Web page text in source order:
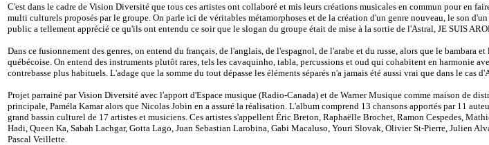
C'est dans le cadre de Vision Diversité que tous ces artistes ont collaboré et mis leurs créations musicales en commun pour en
multi culturels proposés par le groupe. On parle ici de véritables métamorphoses et de la création d'un genre nouveau, le son
public a tellement apprécié ce qu'ils ont entendu ce soir que le slogan du groupe était de mise à la sortie de l'Astral, JE SUIS
Dans ce fusionnement des genres, on entend du français, de l'anglais, de l'espagnol, de l'arabe et du russe, alors que le
québécoise. On entend des instruments plutôt rares, tels les cavaquinho, tabla, percussions et oud qui cohabitent en harmonie
contrebasse plus habituels. L'adage que la somme du tout dépasse les éléments séparés n'a jamais été aussi vrai que dans le cas
Projet parrainé par Vision Diversité avec l'apport d'Espace musique (Radio-Canada) et de Warner Musique comme maison de
principale, Paméla Kamar alors que Nicolas Jobin en a assuré la réalisation. L'album comprend 13 chansons apportés par 11
grand bassin culturel de 17 artistes et musiciens. Ces artistes s'appellent Éric Breton, Raphaëlle Brochet, Ramon Cespedes,
Hadi, Queen Ka, Sabah Lachgar, Gotta Lago, Juan Sebastian Larobina, Gabi Macaluso, Youri Slovak, Olivier St-Pierre, Julien
Pascal Veillette.